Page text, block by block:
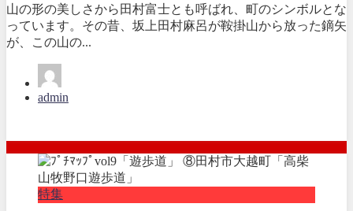
山の形の美しさから田村富士とも呼ばれ、町のシンボルとな
っています。その昔、坂上田村麻呂が鞍掛山から放った鏑矢
が、この山の...
admin
特集